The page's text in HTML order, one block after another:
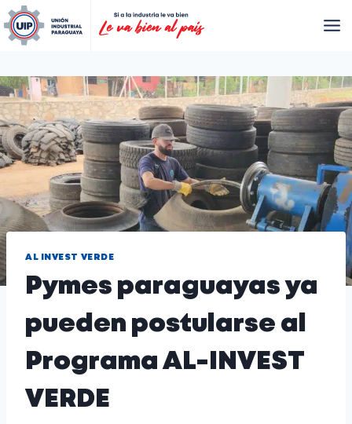
AL INVEST VERDE
Pymes paraguayas ya
pueden postularse al
Programa AL-INVEST
VERDE